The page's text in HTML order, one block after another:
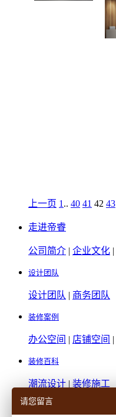
上一页 1 .. 40 41 42 43
走进帝睿
公司简介 | 企业文化 |
设计团队
设计团队 | 商务团队
装修案例
办公空间 | 店铺空间 |
装修百科
潮流设计 | 装修施工
核心优势
请您留言